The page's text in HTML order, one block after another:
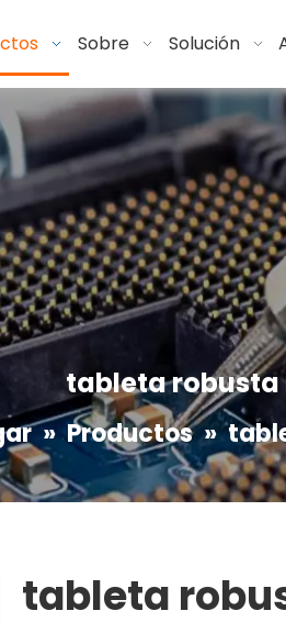
Sobre Solución
tableta
»Productos »
tableta